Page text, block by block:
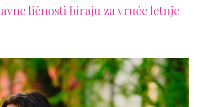
ličnosti biraju za vruće letnje